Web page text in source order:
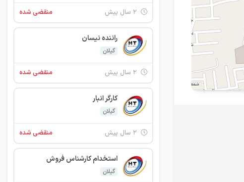
منقضی شده
راننده نیسان
گیلان
منقضی شده
کارگر انبار
گیلان
منقضی شده
استخدام کارشناس فروش
گیلان